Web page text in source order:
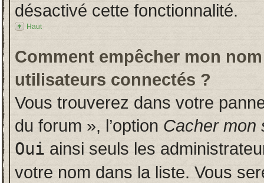
désactivé cette fonctionnalité.
Haut
Comment empêcher mon
utilisateurs connectés ?
Vous trouverez dans votre
du forum », l’option Cacher mon
Oui ainsi seuls les
votre nom dans la liste. Vous